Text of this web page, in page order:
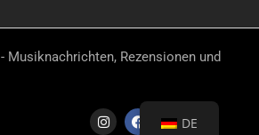
- Musiknachrichten, Rezensionen und
DE